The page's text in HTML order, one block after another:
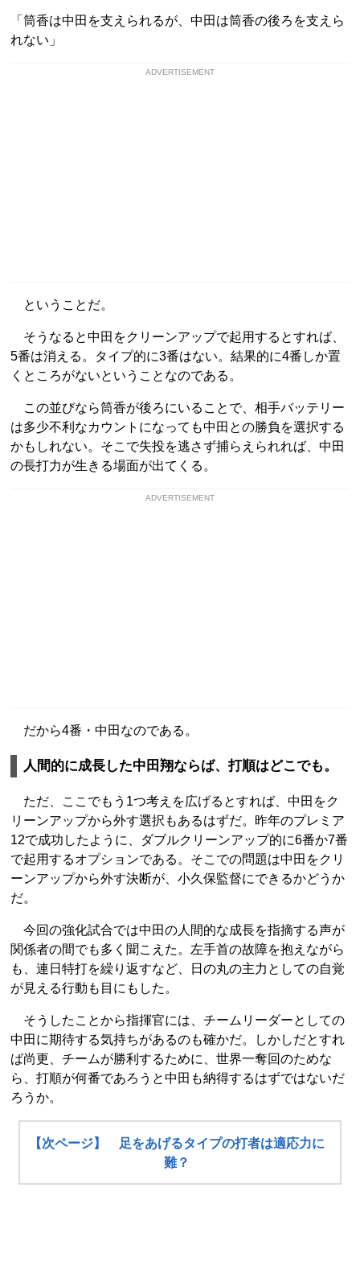
「筒香は中田を支えられるが、中田は筒香の後ろを支えら
れない」
ADVERTISEMENT
ということだ。
そうなると中田をクリーンアップで起用するとすれば、
5番は消える。タイプ的に3番はない。結果的に4番しか置
くところがないということなのである。
この並びなら筒香が後ろにいることで、相手バッテリー
は多少不利なカウントになっても中田との勝負を選択する
かもしれない。そこで失投を逃さず捕らえられれば、中田
の長打力が生きる場面が出てくる。
ADVERTISEMENT
だから4番・中田なのである。
人間的に成長した中田翔ならば、打順はどこでも。
ただ、ここでもう1つ考えを広げるとすれば、中田をク
リーンアップから外す選択もあるはずだ。昨年のプレミア
12で成功したように、ダブルクリーンアップ的に6番か7番
で起用するオプションである。そこでの問題は中田をクリ
ーンアップから外す決断が、小久保監督にできるかどうか
だ。
今回の強化試合では中田の人間的な成長を指摘する声が
関係者の間でも多く聞こえた。左手首の故障を抱えながら
も、連日特打を繰り返すなど、日の丸の主力としての自覚
が見える行動も目にもした。
そうしたことから指揮官には、チームリーダーとしての
中田に期待する気持ちがあるのも確かだ。しかしだとすれ
ば尚更、チームが勝利するために、世界一奪回のためな
ら、打順が何番であろうと中田も納得するはずではないだ
ろうか。
【次ページ】 足をあげるタイプの打者は適応力に
難？